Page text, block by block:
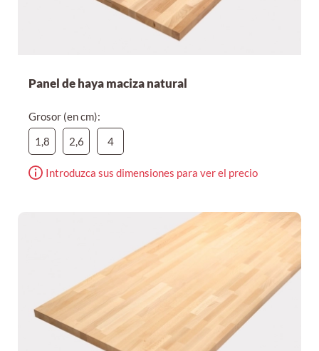
Panel de haya maciza natural
Grosor (en cm):
1,8
2,6 4
Introduzca sus dimensiones para ver el precio